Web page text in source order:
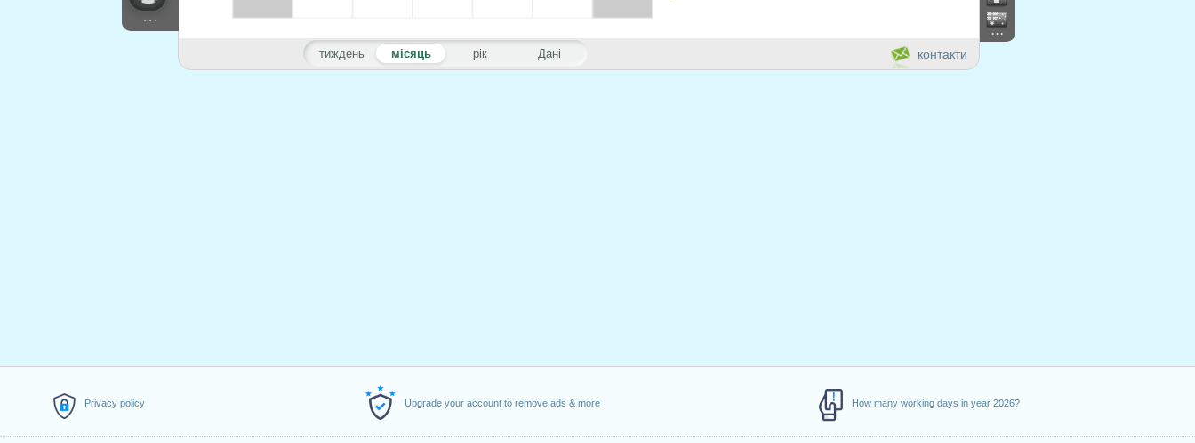
Privacy policy Upgrade your account to remove ads & more How many working days in year 2026?
...
...
контакти
тиждень місяць рік Дані